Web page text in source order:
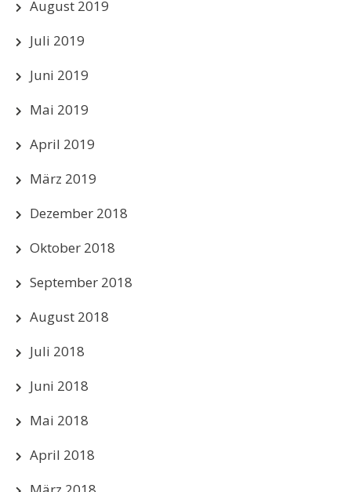
August 2019
Juli 2019
Juni 2019
Mai 2019
April 2019
März 2019
Dezember 2018
Oktober 2018
September 2018
August 2018
Juli 2018
Juni 2018
Mai 2018
April 2018